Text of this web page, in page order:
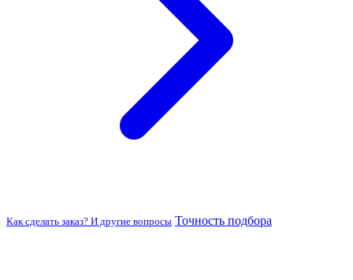
Как сделать заказ? И другие вопросы Точность подбора